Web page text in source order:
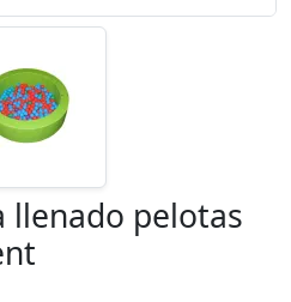
llenado pelotas